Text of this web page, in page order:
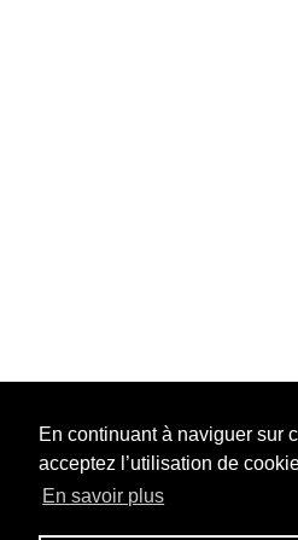
En continuant à naviguer sur
acceptez l’utilisation de
En savoir plus